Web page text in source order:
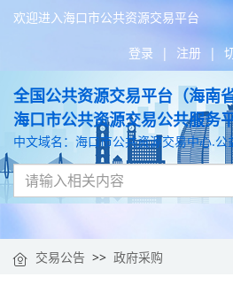
欢迎进入海口市公共资源交易平台
登录 | 注册 |
全国公共资源交易平台（海南
海口市公共资源交易公共服务
中文域名：海口市公共资源交易中心.公
交易公告 >> 政府采购